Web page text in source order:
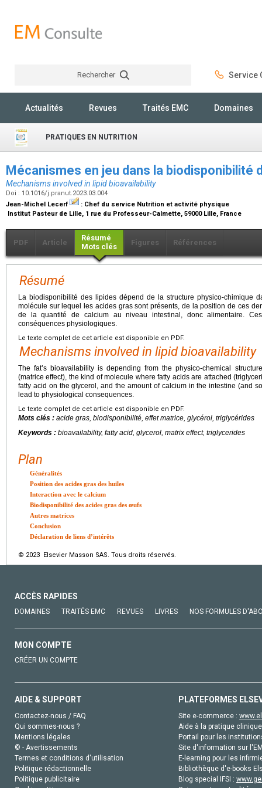
Rechercher Service
Actualités Revues Traités EMC Domaines
PRATIQUES EN NUTRITION
Mécanismes en jeu dans la biodisponibilité
Mechanisms involved in lipid bioavailability
Doi : 10.1016/j.pranut.2023.03.004
Jean-Michel Lecerf
: Chef du service Nutrition et activité physique
Institut Pasteur de Lille, 1 rue du Professeur-Calmette, 59000 Lille, France
PDF Article
Résumé
Mots clés
Figures Références
Résumé
La biodisponibilité des lipides dépend de la structure physico-chimique
molécule sur lequel les acides gras sont présents, de la position de ces
de la quantité de calcium au niveau intestinal, donc alimentaire.
conséquences physiologiques.
Le texte complet de cet article est disponible en PDF.
Mechanisms involved in lipid bioavailability
The fat’s bioavailability is depending from the physico-chemical
(matrice effect), the kind of molecule where fatty acids are attached
fatty acid on the glycerol, and the amount of calcium in the intestine (and
lead to physiological consequences.
Le texte complet de cet article est disponible en PDF.
Mots clés : acide gras, biodisponibilité, effet matrice, glycérol, triglycérides
Keywords : bioavailability, fatty acid, glycerol, matrix effect, triglycerides
Plan
Généralités
Position des acides gras des huiles
Interaction avec le calcium
Biodisponibilité des acides gras des œufs
Autres matrices
Conclusion
Déclaration de liens d’intérêts
© 2023 Elsevier Masson SAS. Tous droits réservés.
ACCÈS RAPIDES
DOMAINES TRAITÉS EMC REVUES LIVRES NOS FORMULES
MON COMPTE
CRÉER UN COMPTE
AIDE & SUPPORT
Contactez-nous / FAQ
Qui sommes-nous ?
Mentions légales
© - Avertissements
Termes et conditions d'utilisation
Politique rédactionnelle
Politique publicitaire
PLATEFORMES
Site e-commerce :
Aide à la pratique
Portail pour les
Site d'information sur
E-learning pour les
Bibliothèque d'e-books
Blog special IFSI :